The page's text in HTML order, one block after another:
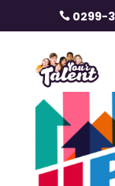
 0299-